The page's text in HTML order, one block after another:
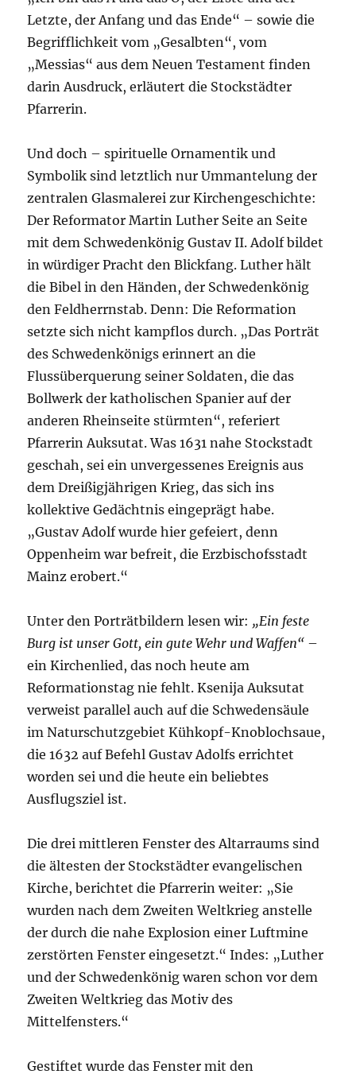
Letzte, der Anfang und das Ende“ – sowie die
Begrifflichkeit vom „Gesalbten“, vom
„Messias“ aus dem Neuen Testament finden
darin Ausdruck, erläutert die Stockstädter
Pfarrerin.
Und doch – spirituelle Ornamentik und
Symbolik sind letztlich nur Ummantelung der
zentralen Glasmalerei zur Kirchengeschichte:
Der Reformator Martin Luther Seite an Seite
mit dem Schwedenkönig Gustav II. Adolf bildet
in würdiger Pracht den Blickfang. Luther hält
die Bibel in den Händen, der Schwedenkönig
den Feldherrnstab. Denn: Die Reformation
setzte sich nicht kampflos durch. „Das Porträt
des Schwedenkönigs erinnert an die
Flussüberquerung seiner Soldaten, die das
Bollwerk der katholischen Spanier auf der
anderen Rheinseite stürmten“, referiert
Pfarrerin Auksutat. Was 1631 nahe Stockstadt
geschah, sei ein unvergessenes Ereignis aus
dem Dreißigjährigen Krieg, das sich ins
kollektive Gedächtnis eingeprägt habe.
„Gustav Adolf wurde hier gefeiert, denn
Oppenheim war befreit, die Erzbischofsstadt
Mainz erobert.“
Unter den Porträtbildern lesen wir: „Ein feste
Burg ist unser Gott, ein gute Wehr und Waffen“ –
ein Kirchenlied, das noch heute am
Reformationstag nie fehlt. Ksenija Auksutat
verweist parallel auch auf die Schwedensäule
im Naturschutzgebiet Kühkopf-Knoblochsaue,
die 1632 auf Befehl Gustav Adolfs errichtet
worden sei und die heute ein beliebtes
Ausflugsziel ist.
Die drei mittleren Fenster des Altarraums sind
die ältesten der Stockstädter evangelischen
Kirche, berichtet die Pfarrerin weiter: „Sie
wurden nach dem Zweiten Weltkrieg anstelle
der durch die nahe Explosion einer Luftmine
zerstörten Fenster eingesetzt.“ Indes: „Luther
und der Schwedenkönig waren schon vor dem
Zweiten Weltkrieg das Motiv des
Mittelfensters.“
Gestiftet wurde das Fenster mit den